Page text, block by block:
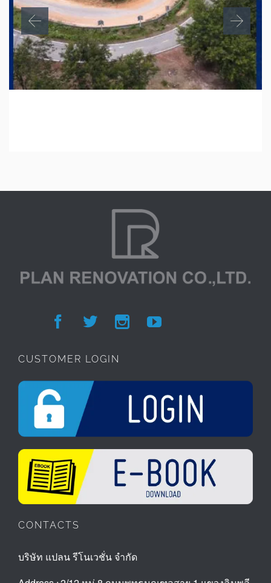
   
CUSTOMER LOGIN
CONTACTS
บริษัท แปลน รีโนเวชั่น จำกัด